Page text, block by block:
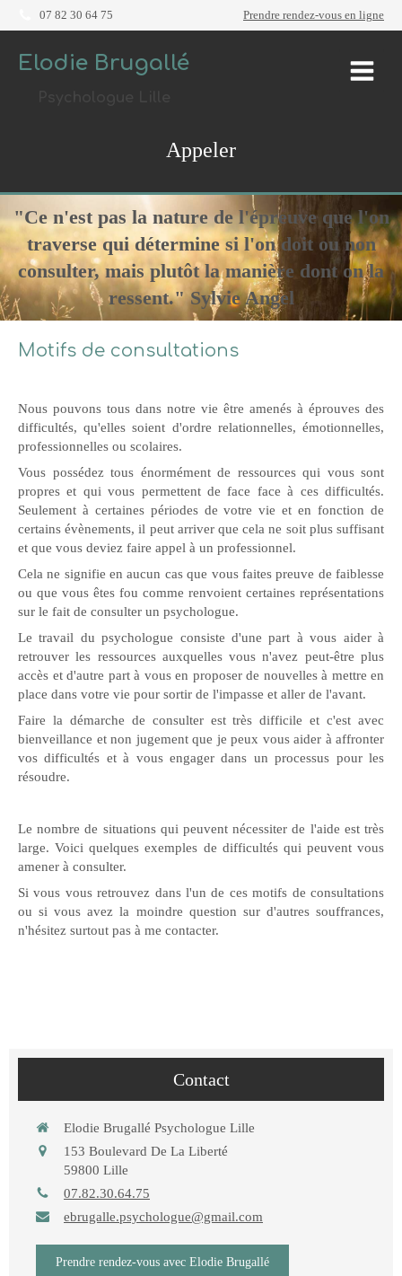
07 82 30 64 75 Prendre rendez-vous en ligne
Elodie Brugallé
Appeler
"Ce n'est pas la nature de l'épreuve que l'on
traverse qui détermine si l'on doit ou non
consulter, mais plutôt la manière dont on la
ressent." Sylvie Angel
Motifs de consultations
Nous pouvons tous dans notre vie être amenés à éprouves des
difficultés, qu'elles soient d'ordre relationnelles, émotionnelles,
professionnelles ou scolaires.
Vous possédez tous énormément de ressources qui vous sont
propres et qui vous permettent de face face à ces difficultés.
Seulement à certaines périodes de votre vie et en fonction de
certains évènements, il peut arriver que cela ne soit plus suffisant
et que vous deviez faire appel à un professionnel.
Cela ne signifie en aucun cas que vous faites preuve de faiblesse
ou que vous êtes fou comme renvoient certaines représentations
sur le fait de consulter un psychologue.
Le travail du psychologue consiste d'une part à vous aider à
retrouver les ressources auxquelles vous n'avez peut-être plus
accès et d'autre part à vous en proposer de nouvelles à mettre en
place dans votre vie pour sortir de l'impasse et aller de l'avant.
Faire la démarche de consulter est très difficile et c'est avec
bienveillance et non jugement que je peux vous aider à affronter
vos difficultés et à vous engager dans un processus pour les
résoudre.
Le nombre de situations qui peuvent nécessiter de l'aide est très
large. Voici quelques exemples de difficultés qui peuvent vous
amener à consulter.
Si vous vous retrouvez dans l'un de ces motifs de consultations
ou si vous avez la moindre question sur d'autres souffrances,
n'hésitez surtout pas à me contacter.
Contact
Elodie Brugallé Psychologue Lille
153 Boulevard De La Liberté
59800 Lille
07.82.30.64.75
ebrugalle.psychologue@gmail.com
Prendre rendez-vous avec Elodie Brugallé